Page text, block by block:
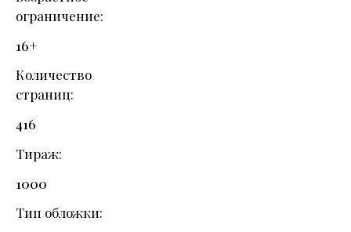
ограничение
16+
Количество
страниц
416
Тираж
1000
Тип обложки